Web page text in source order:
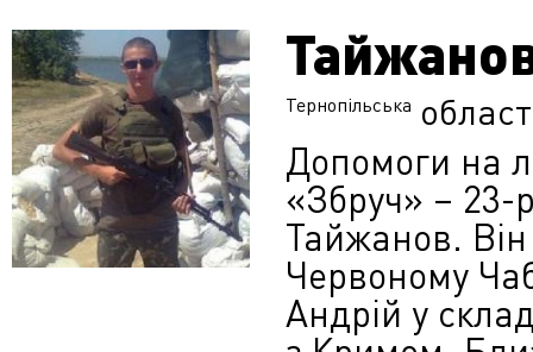
Тернопільська
Допомоги на
«Збруч» – 23-
Тайжанов. Він
Червоному
Андрій у